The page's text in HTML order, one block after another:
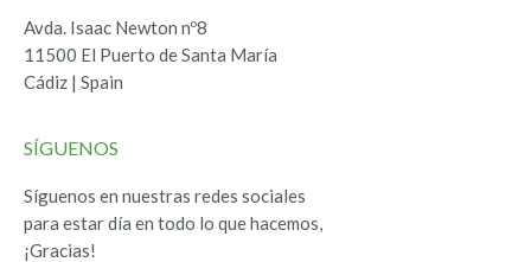
Avda. Isaac Newton nº8
11500 El Puerto de Santa María
Cádiz | Spain
SÍGUENOS
Síguenos en nuestras redes sociales
para estar día en todo lo que hacemos,
¡Gracias!